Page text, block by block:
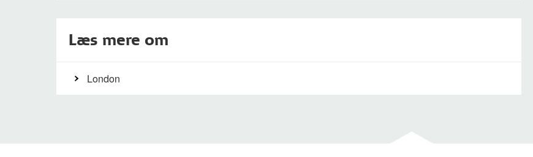
Læs mere om
London